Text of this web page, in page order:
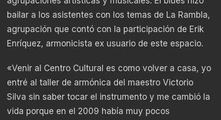
bailar a los asistentes con los temas de La Rambla,
agrupación que contó con la participación de Erik
Enríquez, armonicista ex usuario de este espacio.
«Venir al Centro Cultural es como volver a casa, yo
entré al taller de armónica del maestro Victorio
Silva sin saber tocar el instrumento y me cambió la
vida porque en el 2009 había muy pocos